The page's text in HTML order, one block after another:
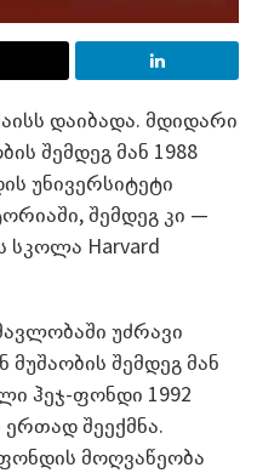
დაიბადა. მდიდარი
შემდეგ მან 1988
უნივერსიტეტი
შემდეგ კი —
სკოლა Harvard
უძრავი
შემდეგ მან
ჰეჯ-ფონდი 1992
შეექმნა.
მოღვაწეობა